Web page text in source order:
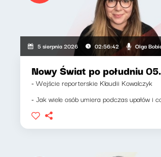
5 sierpnia 2026 02:56:42 Olga
Nowy Świat po południu
- Wejście reporterskie Klaudii Kowalczyk
- Jak wiele osób umiera podczas upałów i